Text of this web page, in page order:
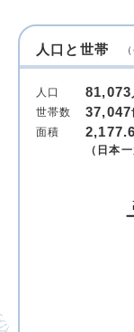
人口と世帯
人口 81,073
世帯数
37,047
面積
（日本